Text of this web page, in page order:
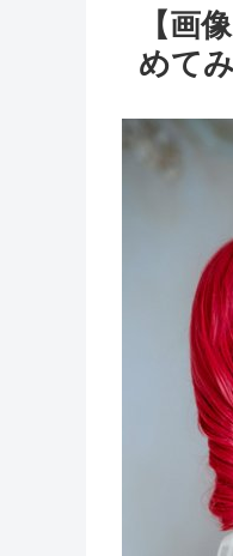
【画
めて